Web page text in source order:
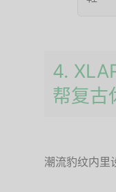
4.
帮复古
潮流豹纹内里